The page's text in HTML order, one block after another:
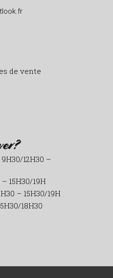
de vente
9H30/12H30 –
15H30/19H
– 15H30/19H
18H30